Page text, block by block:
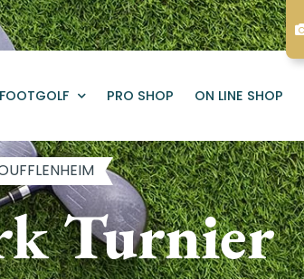
FOOTGOLF PRO SHOP ON LINE SHOP
Turnier